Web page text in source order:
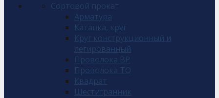
Сортовой прокат
Арматура
Катанка, круг
Круг конструкционный и
легированный
Проволока ВР
Проволока ТО
Квадрат
Шестигранник